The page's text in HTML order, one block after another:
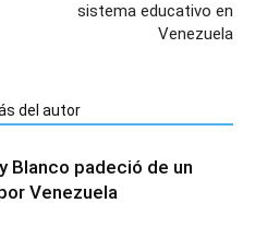
sistema educativo en
Venezuela
del autor
Blanco padeció de un
Venezuela